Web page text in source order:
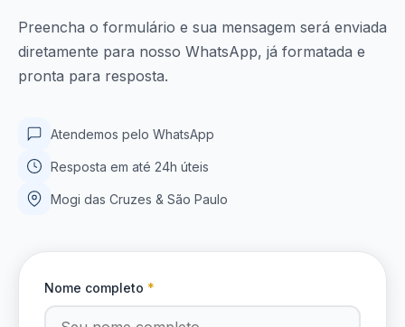
Preencha o formulário e sua mensagem será enviada
diretamente para nosso WhatsApp, já formatada e
pronta para resposta.
Atendemos pelo WhatsApp
Resposta em até 24h úteis
Mogi das Cruzes & São Paulo
Nome completo *